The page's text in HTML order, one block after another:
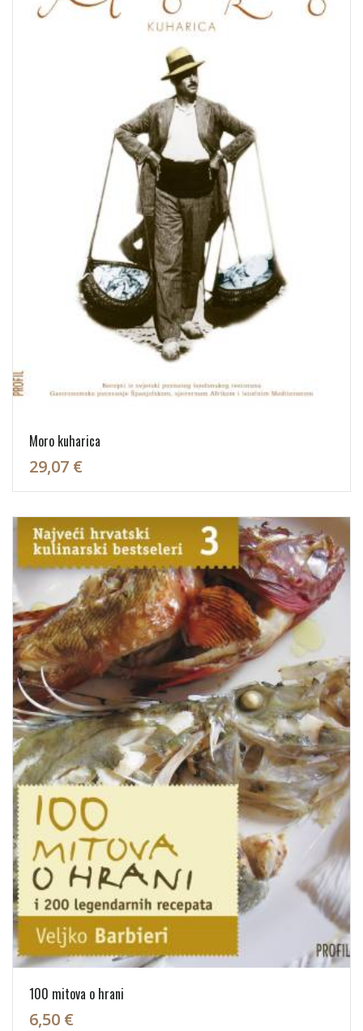
Moro kuharica
29,07 €
100 mitova o hrani
6,50 €